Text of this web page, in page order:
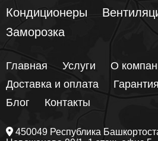
Кондиционеры
Заморозка
Главная Услуги
О
Доставка и оплата
Гарантия
Блог
Контакты
450049 Республика